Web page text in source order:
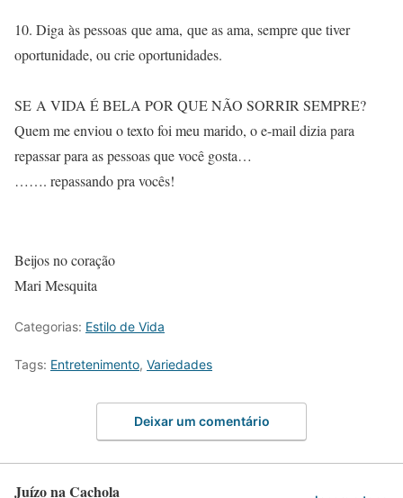
10. Diga às pessoas que ama, que as ama, sempre que tiver
oportunidade, ou crie oportunidades.
SE A VIDA É BELA POR QUE NÃO SORRIR SEMPRE?
Quem me enviou o texto foi meu marido, o e-mail dizia para
repassar para as pessoas que você gosta…
……. repassando pra vocês!
Beijos no coração
Mari Mesquita
Categorias: Estilo de Vida
Tags: Entretenimento, Variedades
Deixar um comentário
Juízo na Cachola